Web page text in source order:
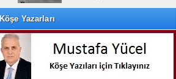
Avcılar’da otomobil ile çarpışan
motosikletin sürücüsü ağır yaralandı
AVCILAR'da otomobil ile çarpışan motosikletin
sürücüsü ağır yaralandı....
Köşe Yazarları